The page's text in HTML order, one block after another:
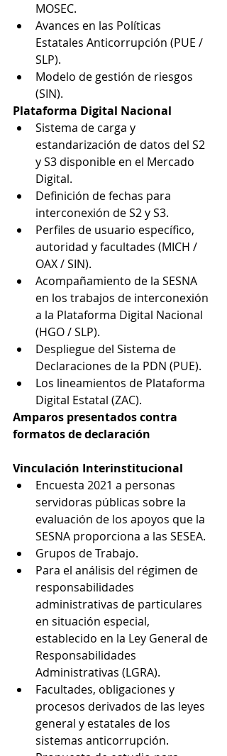
MOSEC.
Avances en las Políticas
Estatales Anticorrupción (PUE /
SLP).
Modelo de gestión de riesgos
(SIN).
Plataforma Digital Nacional
Sistema de carga y
estandarización de datos del S2
y S3 disponible en el Mercado
Digital.
Definición de fechas para
interconexión de S2 y S3.
Perfiles de usuario específico,
autoridad y facultades (MICH /
OAX / SIN).
Acompañamiento de la SESNA
en los trabajos de interconexión
a la Plataforma Digital Nacional
(HGO / SLP).
Despliegue del Sistema de
Declaraciones de la PDN (PUE).
Los lineamientos de Plataforma
Digital Estatal (ZAC).
Amparos presentados contra
formatos de declaración
Vinculación Interinstitucional
Encuesta 2021 a personas
servidoras públicas sobre la
evaluación de los apoyos que la
SESNA proporciona a las SESEA.
Grupos de Trabajo.
Para el análisis del régimen de
responsabilidades
administrativas de particulares
en situación especial,
establecido en la Ley General de
Responsabilidades
Administrativas (LGRA).
Facultades, obligaciones y
procesos derivados de las leyes
general y estatales de los
sistemas anticorrupción.